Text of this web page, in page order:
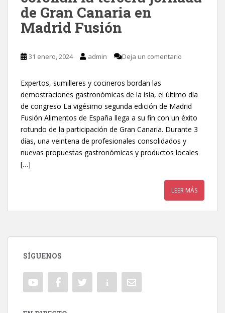
de Gran Canaria en
Madrid Fusión
31 enero, 2024 admin Deja un comentario
Expertos, sumilleres y cocineros bordan las
demostraciones gastronómicas de la isla, el último día
de congreso La vigésimo segunda edición de Madrid
Fusión Alimentos de España llega a su fin con un éxito
rotundo de la participación de Gran Canaria. Durante 3
días, una veintena de profesionales consolidados y
nuevas propuestas gastronómicas y productos locales
[…]
LEER MÁS
SÍGUENOS